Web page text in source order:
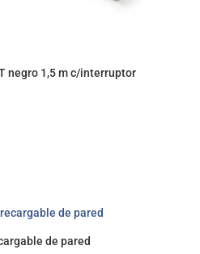
negro 1,5 m c/interruptor
de pared